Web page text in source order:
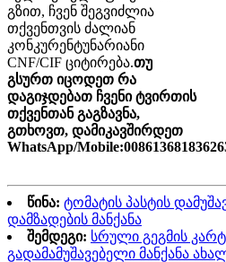
გზით, ჩვენ შეგვიძლია
თქვენთვის ძალიან
კონკურენტუნარიანი
CNF/CIF ციტირება.თუ
გსურთ იცოდეთ რა
დაგიჯდებათ ჩვენი ტვირთის
თქვენთან გაგზავნა,
გთხოვთ, დამიკავშირდეთ
WhatsApp/
წინა: ტომატის პასტის
დამზადების მანქანა
შემდეგი: სრული გეგმის
გადამამუშავებელი მანქანა